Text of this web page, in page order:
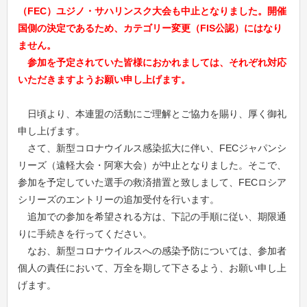
（FEC）ユジノ・サハリンスク大会も中止となりました。開催
国側の決定であるため、カテゴリー変更（FIS公認）にはなり
ません。
参加を予定されていた皆様におかれましては、それぞれ対応
いただきますようお願い申し上げます。
日頃より、本連盟の活動にご理解とご協力を賜り、厚く御礼
申し上げます。
さて、新型コロナウイルス感染拡大に伴い、FECジャパンシ
リーズ（遠軽大会・阿寒大会）が中止となりました。そこで、
参加を予定していた選手の救済措置と致しまして、FECロシア
シリーズのエントリーの追加受付を行います。
追加での参加を希望される方は、下記の手順に従い、期限通
りに手続きを行ってください。
なお、新型コロナウイルスへの感染予防については、参加者
個人の責任において、万全を期して下さるよう、お願い申し上
げます。